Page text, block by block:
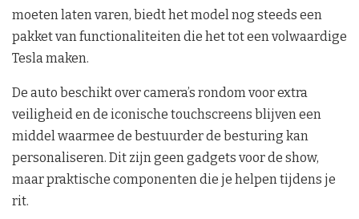
moeten laten varen, biedt het model nog steeds een
pakket van functionaliteiten die het tot een volwaardige
Tesla maken.
De auto beschikt over camera’s rondom voor extra
veiligheid en de iconische touchscreens blijven een
middel waarmee de bestuurder de besturing kan
personaliseren. Dit zijn geen gadgets voor de show,
maar praktische componenten die je helpen tijdens je
rit.